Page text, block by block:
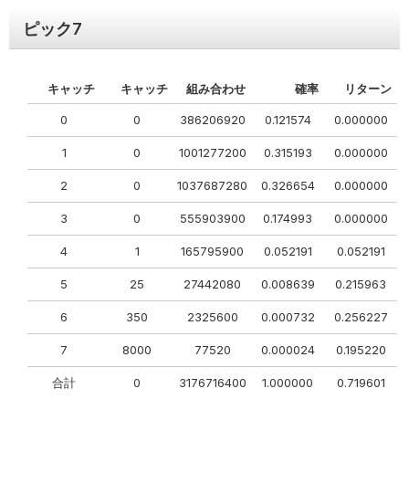
ピック7
キャッチ キャッチ 組み合わせ 確率 リターン
0 0 386206920 0.121574 0.000000
1 0 1001277200 0.315193 0.000000
2 0 1037687280 0.326654 0.000000
3 0 555903900 0.174993 0.000000
4 1 165795900 0.052191 0.052191
5 25 27442080 0.008639 0.215963
6 350 2325600 0.000732 0.256227
7 8000 77520 0.000024 0.195220
合計 0 3176716400 1.000000 0.719601